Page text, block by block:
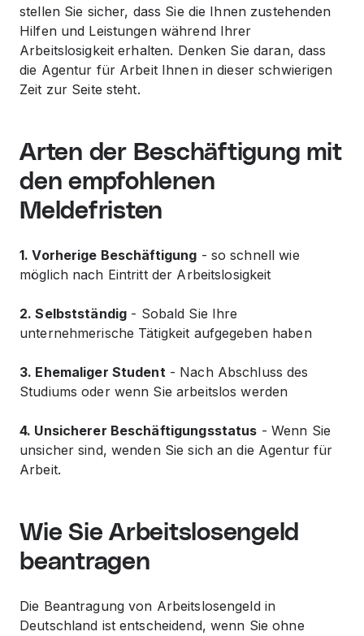
stellen Sie sicher, dass Sie die Ihnen zustehenden
Hilfen und Leistungen während Ihrer
Arbeitslosigkeit erhalten. Denken Sie daran, dass
die Agentur für Arbeit Ihnen in dieser schwierigen
Zeit zur Seite steht.
Arten der Beschäftigung mit
den empfohlenen
Meldefristen
1. Vorherige Beschäftigung - so schnell wie
möglich nach Eintritt der Arbeitslosigkeit
2. Selbstständig - Sobald Sie Ihre
unternehmerische Tätigkeit aufgegeben haben
3. Ehemaliger Student- Nach Abschluss des
Studiums oder wenn Sie arbeitslos werden
4. Unsicherer Beschäftigungsstatus - Wenn Sie
unsicher sind, wenden Sie sich an die Agentur für
Arbeit.
Wie Sie Arbeitslosengeld
beantragen
Die Beantragung von Arbeitslosengeld in
Deutschland ist entscheidend, wenn Sie ohne